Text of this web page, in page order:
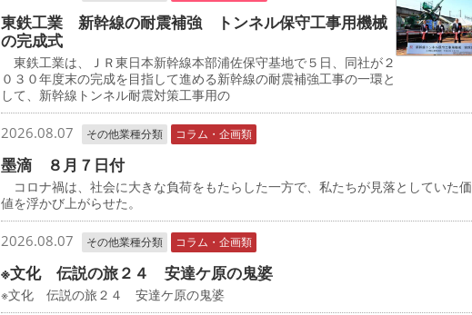
東鉄工業 新幹線の耐震補強 トンネル保守工事用機械
の完成式
東鉄工業は、ＪＲ東日本新幹線本部浦佐保守基地で５日、同社が２
０３０年度末の完成を目指して進める新幹線の耐震補強工事の一環と
して、新幹線トンネル耐震対策工事用の
2026.08.07 その他業種分類 コラム・企画類
墨滴 ８月７日付
コロナ禍は、社会に大きな負荷をもたらした一方で、私たちが見落としていた価
値を浮かび上がらせた。
2026.08.07 その他業種分類 コラム・企画類
※文化 伝説の旅２４ 安達ケ原の鬼婆
※文化 伝説の旅２４ 安達ケ原の鬼婆